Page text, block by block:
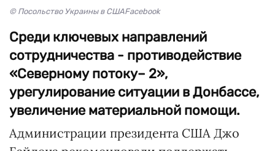
© Посольство Украины в СШАFacebook
Среди ключевых направлений
сотрудничества - противодействие
«Северному потоку– 2»,
урегулирование ситуации в Донбассе,
увеличение материальной помощи.
Администрации президента США Джо